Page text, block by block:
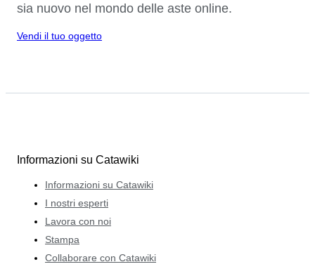
sia nuovo nel mondo delle aste online.
Vendi il tuo oggetto
Informazioni su Catawiki
Informazioni su Catawiki
I nostri esperti
Lavora con noi
Stampa
Collaborare con Catawiki